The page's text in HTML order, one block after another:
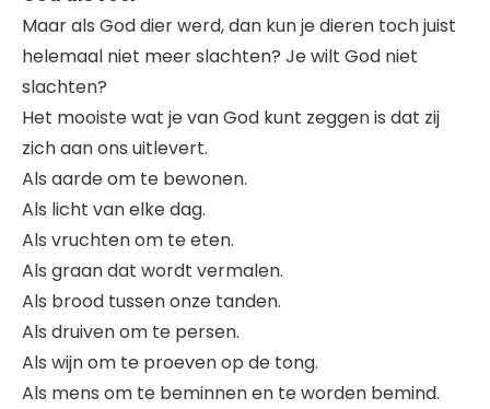
Maar als God dier werd, dan kun je dieren toch juist
helemaal niet meer slachten? Je wilt God niet
slachten?
Het mooiste wat je van God kunt zeggen is dat zij
zich aan ons uitlevert.
Als aarde om te bewonen.
Als licht van elke dag.
Als vruchten om te eten.
Als graan dat wordt vermalen.
Als brood tussen onze tanden.
Als druiven om te persen.
Als wijn om te proeven op de tong.
Als mens om te beminnen en te worden bemind.